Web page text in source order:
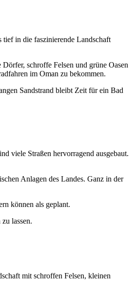
tief in die faszinierende Landschaft
schroffe Felsen und grüne Oasen
im Oman zu bekommen.
Sandstrand bleibt Zeit für ein Bad
viele Straßen hervorragend ausgebaut.
Anlagen des Landes. Ganz in der
können als geplant.
lassen.
mit schroffen Felsen, kleinen